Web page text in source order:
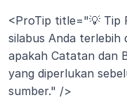
<ProTip title="💡 Tip
silabus Anda terlebih
apakah Catatan dan
yang diperlukan
sumber." />